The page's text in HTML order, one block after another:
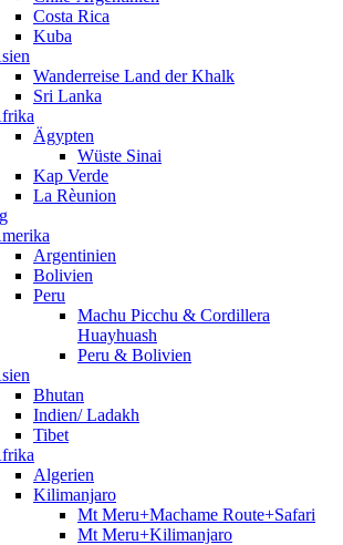
Costa Rica
Kuba
Wanderreise Land der Khalk
Sri Lanka
Ägypten
Wüste Sinai
Kap Verde
La Rèunion
Argentinien
Bolivien
Peru
Machu Picchu & Cordillera
Huayhuash
Peru & Bolivien
Bhutan
Indien/ Ladakh
Tibet
Algerien
Kilimanjaro
Mt Meru+Machame Route+Safari
Mt Meru+Kilimanjaro